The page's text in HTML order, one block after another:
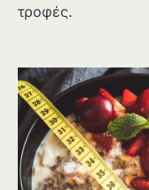
τροφές.